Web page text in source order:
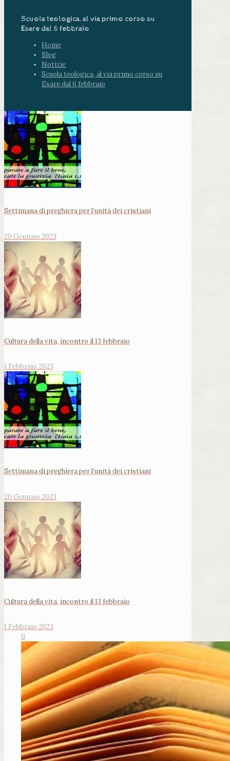
Scuola teologica, al via primo corso su
Esare dal 6 febbraio
Home
Blog
Notizie
Scuola teologica, al via primo corso su
Esare dal 6 febbraio
Settimana di preghiera per l’unità dei cristiani
20 Gennaio 2023
Cultura della vita, incontro il 13 febbraio
1 Febbraio 2023
Settimana di preghiera per l’unità dei cristiani
20 Gennaio 2023
Cultura della vita, incontro il 13 febbraio
1 Febbraio 2023
0